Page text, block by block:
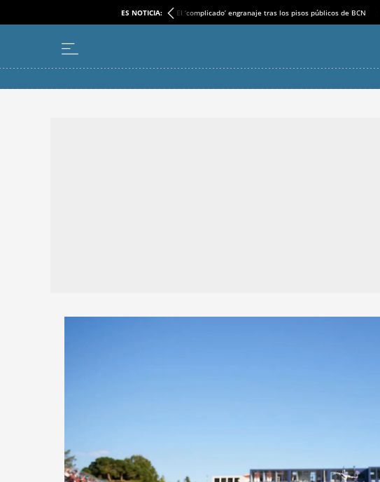
ES NOTICIA: El ‘complicado’ engranaje tras los pisos públicos de BCN